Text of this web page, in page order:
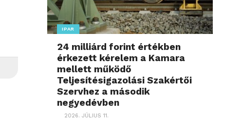
IPAR
24 milliárd forint értékben
érkezett kérelem a Kamara
mellett működő
Teljesítésigazolási Szakértői
Szervhez a második
negyedévben
2026. JÚLIUS 11.